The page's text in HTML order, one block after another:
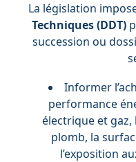
La législation
Techniques (DDT)
succession ou
Informer
performance
électrique et gaz,
plomb, la
l’exposition